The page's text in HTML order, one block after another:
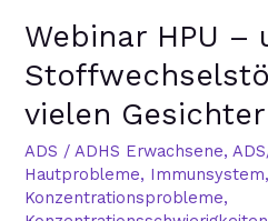
Webinar HPU –
vielen
ADS / ADHS Erwachsene,
Hautprobleme, Immunsystem,
Konzentrationsprobleme,
HPU
unerkannte
Stoffwechselstörung
vielen
Gesichtern